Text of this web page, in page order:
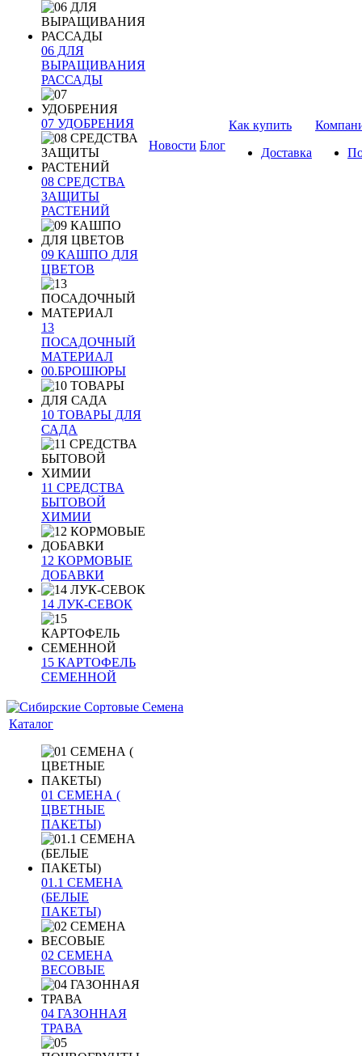
06 ДЛЯ
ВЫРАЩИВАНИЯ
РАССАДЫ
07 УДОБРЕНИЯ
08 СРЕДСТВА
ЗАЩИТЫ
РАСТЕНИЙ
09 КАШПО ДЛЯ
ЦВЕТОВ
13
ПОСАДОЧНЫЙ
МАТЕРИАЛ
00.БРОШЮРЫ
10 ТОВАРЫ ДЛЯ
САДА
11 СРЕДСТВА
БЫТОВОЙ
ХИМИИ
12 КОРМОВЫЕ
ДОБАВКИ
14 ЛУК-СЕВОК
15 КАРТОФЕЛЬ
СЕМЕННОЙ
Новости Блог
Как купить
Доставка
Каталог
01 СЕМЕНА (
ЦВЕТНЫЕ
ПАКЕТЫ)
01.1 СЕМЕНА
(БЕЛЫЕ
ПАКЕТЫ)
02 СЕМЕНА
ВЕСОВЫЕ
04 ГАЗОННАЯ
ТРАВА